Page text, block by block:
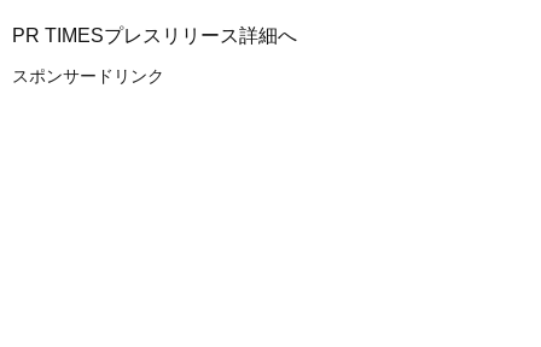
PR TIMESプレスリリース詳細へ
スポンサードリンク